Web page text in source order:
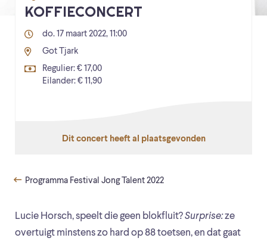
Lucie Horsch, speelt die geen blokfluit?Surprise:ze
overtuigt minstens zo hard op 88 toetsen, en dat gaat
KOFFIECONCERT
do. 17 maart 2022, 11:00
Got Tjark
Regulier: € 17,00
Eilander: € 11,90
Dit concert heeft al plaatsgevonden
Programma Festival Jong Talent 2022